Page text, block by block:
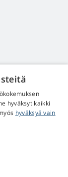
hyväksyt kaikki
hyväksyä vain